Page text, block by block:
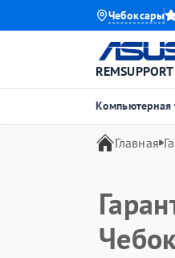
Чебоксары
REMSUPPORT
Компьютерная
Главная